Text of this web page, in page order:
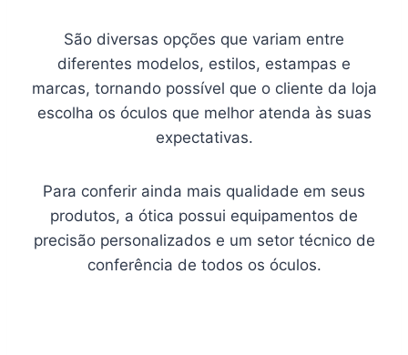
São diversas opções que variam entre
diferentes modelos, estilos, estampas e
marcas, tornando possível que o cliente da loja
escolha os óculos que melhor atenda às suas
expectativas.
Para conferir ainda mais qualidade em seus
produtos, a ótica possui equipamentos de
precisão personalizados e um setor técnico de
conferência de todos os óculos.